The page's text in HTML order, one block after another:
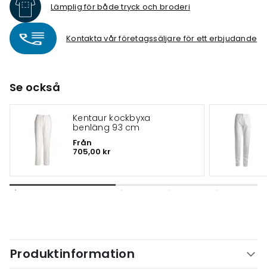
Lämplig för både tryck och broderi
Kontakta vår företagssäljare för ett erbjudande
Se också
Kentaur kockbyxa
benläng 93 cm
Från
705,00 kr
Produktinformation